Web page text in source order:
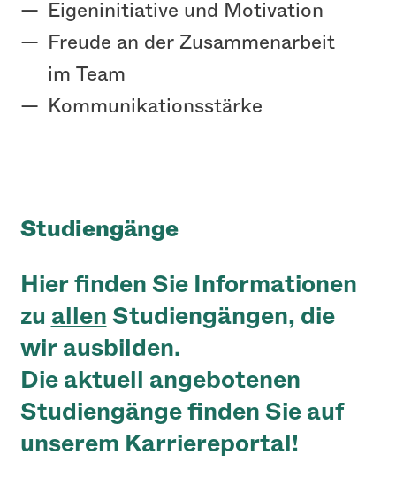
Eigeninitiative und Motivation
Freude an der Zusammenarbeit
im Team
Kommunikationsstärke
Studiengänge
Hier finden Sie Informationen
zu allen Studiengängen, die
wir ausbilden.
Die aktuell angebotenen
Studiengänge finden Sie auf
unserem Karriereportal !